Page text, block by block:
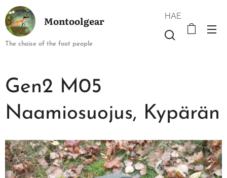
Montoolgear
The choise of the foot people
HAE
Gen2 M05
Naamiosuojus, Kypärän